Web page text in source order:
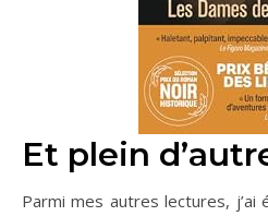
Et plein
Parmi mes autres lectures,